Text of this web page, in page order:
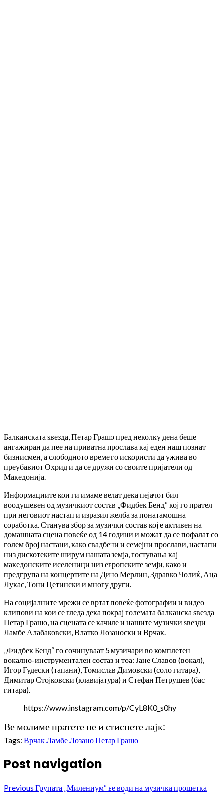
Балканската ѕвезда, Петар Грашо пред неколку дена беше
ангажиран да пее на приватна прослава кај еден наш познат
бизнисмен, а слободното време го искористи да ужива во
преубавиот Охрид и да се дружи со своите пријатели од
Македонија.
Информациите кои ги имаме велат дека пејачот бил
воодушевен од музичкиот состав „Фидбек Бенд“ кој го прател
при неговиот настап и изразил желба за понатамошна
соработка. Станува збор за музички состав кој е активен на
домашната сцена повеќе од 14 години и можат да се пофалат со
голем број настани, како свадбени и семејни прослави, настапи
низ дискотеките ширум нашата земја, гостувања кај
македонските иселеници низ европските земји, како и
предгрупа на концертите на Дино Мерлин, Здравко Чолиќ, Аца
Лукас, Тони Цетински и многу други.
На социјалните мрежи се вртат повеќе фотографии и видео
клипови на кои се гледа дека покрај големата балканска ѕвезда
Петар Грашо, на сцената се качиле и нашите музички ѕвезди
Ламбе Алабаковски, Влатко Лозаноски и Врчак.
„Фидбек Бенд“ го сочинуваат 5 музичари во комплетен
вокално-инструментален состав и тоа: Јане Славов (вокал),
Игор Гудески (тапани), Томислав Димовски (соло гитара),
Димитар Стојковски (клавијатура) и Стефан Петрушев (бас
гитара).
https://www.instagram.com/p/CyL8K0_s0hy
Ве молиме пратете не и стиснете лајк:
Tags: ВрчакЛамбеЛозаноПетар Грашо
Post navigation
Previous Групата „Милениум“ ве води на музичка прошетка